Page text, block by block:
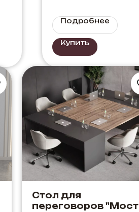
Подробнее
Купить
Стол для
переговоров "Мост